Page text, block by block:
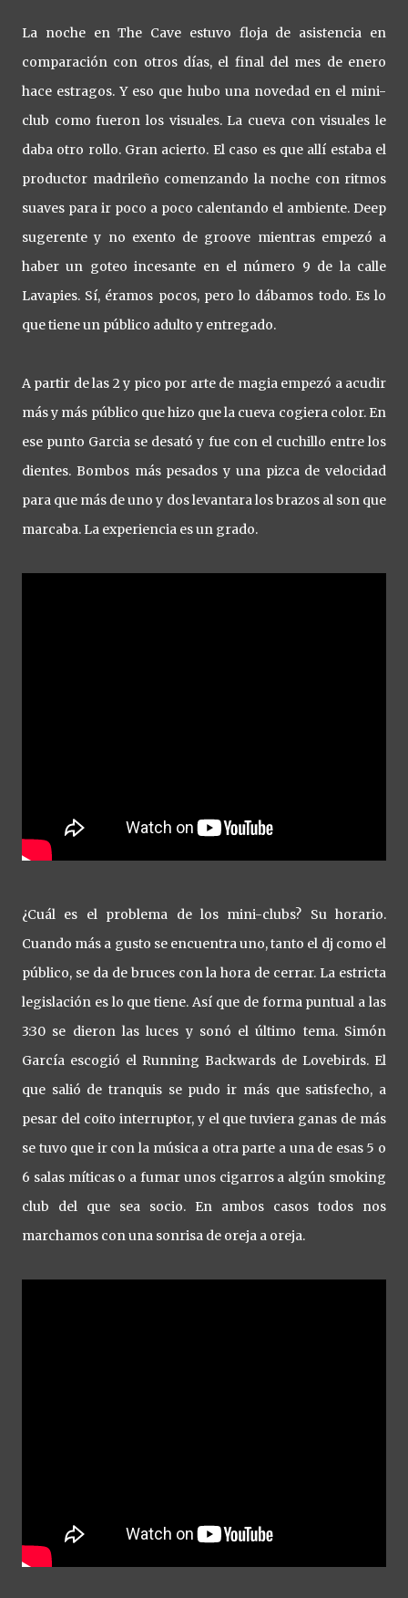
La noche en The Cave estuvo floja de asistencia en
comparación con otros días, el final del mes de enero
hace estragos. Y eso que hubo una novedad en el mini-
club como fueron los visuales. La cueva con visuales le
daba otro rollo. Gran acierto. El caso es que allí estaba el
productor madrileño comenzando la noche con ritmos
suaves para ir poco a poco calentando el ambiente. Deep
sugerente y no exento de groove mientras empezó a
haber un goteo incesante en el número 9 de la calle
Lavapies. Sí, éramos pocos, pero lo dábamos todo. Es lo
que tiene un público adulto y entregado.
A partir de las 2 y pico por arte de magia empezó a acudir
más y más público que hizo que la cueva cogiera color. En
ese punto Garcia se desató y fue con el cuchillo entre los
dientes. Bombos más pesados y una pizca de velocidad
para que más de uno y dos levantara los brazos al son que
marcaba. La experiencia es un grado.
¿Cuál es el problema de los mini-clubs? Su horario.
Cuando más a gusto se encuentra uno, tanto el dj como el
público, se da de bruces con la hora de cerrar. La estricta
legislación es lo que tiene. Así que de forma puntual a las
3:30 se dieron las luces y sonó el último tema. Simón
García escogió el Running Backwards de Lovebirds. El
que salió de tranquis se pudo ir más que satisfecho, a
pesar del coito interruptor, y el que tuviera ganas de más
se tuvo que ir con la música a otra parte a una de esas 5 o
6 salas míticas o a fumar unos cigarros a algún smoking
club del que sea socio. En ambos casos todos nos
marchamos con una sonrisa de oreja a oreja.